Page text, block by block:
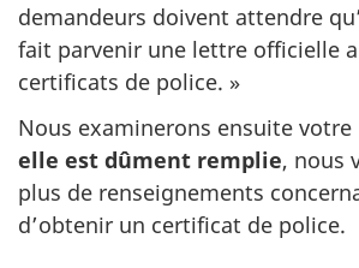
demandeurs doivent attendre
fait parvenir une lettre officielle
certificats de police. »
Nous examinerons ensuite votre
elle est dûment remplie, nous
plus de renseignements
d’obtenir un certificat de police.